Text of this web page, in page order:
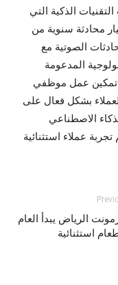
الذكية التي
إكسوتيل في تسهيل أكثر من 20 مليار محادثة سنوية من
الصوتية مع
المدعومة
تمكين عمل موظفي
بشكل فعال على
الاصطناعي
عملاء استثنائية
الرياض يبدأ العام
استثنائية